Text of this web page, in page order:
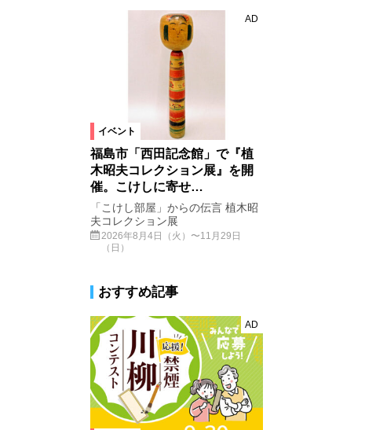
イベント
AD
福島市「西田記念館」で『植
木昭夫コレクション展』を開
催。こけしに寄せ…
「こけし部屋」からの伝言 植木昭
夫コレクション展
2026年8月4日（火）〜11月29日
（日）
おすすめ記事
AD